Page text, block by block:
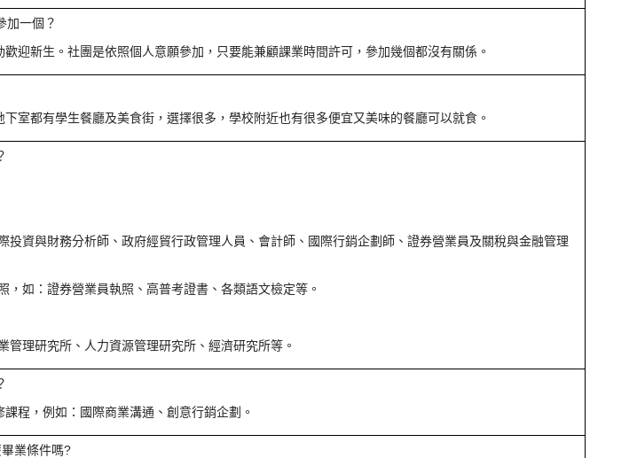
加一個？
迎新生。社團是依照個人意願參加，只要能兼顧課業時間許可，參加幾個都沒有關係。
室都有學生餐廳及美食街，選擇很多，學校附近也有很多便宜又美味的餐廳可以就食。
資與財務分析師、政府經貿行政管理人員、會計師、國際行銷企劃師、證券營業員及關稅與金融管理
如：證券營業員執照、高普考證書、各類語文檢定等。
理研究所、人力資源管理研究所、經濟研究所等。
程，例如：國際商業溝通、創意行銷企劃。
業條件嗎?